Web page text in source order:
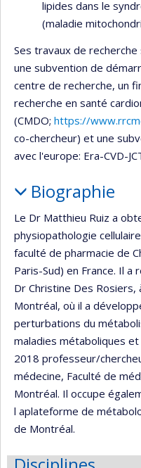
lipides dans le
(maladie
Ses travaux de
une subvention de
centre de recherche, un
recherche en santé
(CMDO; https://
co-chercheur) et une
avec l'europe: Era-CVD-
Biographie
Le Dr Matthieu Ruiz a
physiopathologie
faculté de pharmacie de
Paris-Sud) en France. Il
Dr Christine Des Rosiers,
Montréal, où il a
perturbations du
maladies métaboliques
2018 professeur/
médecine, Faculté de
Montréal. Il occupe
l aplateforme de
de Montréal.